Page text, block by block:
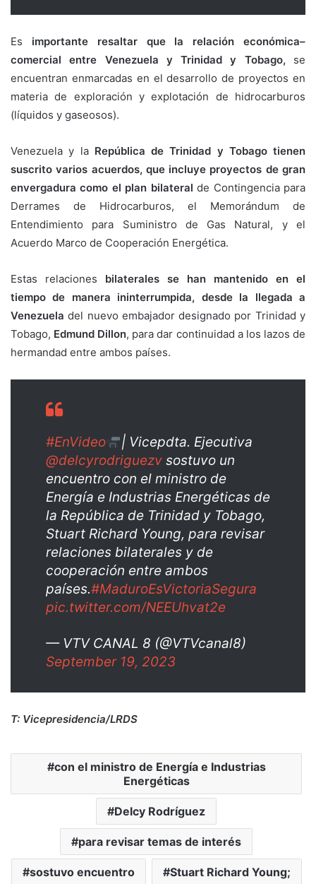
Es importante resaltar que la relación económica–
comercial entre Venezuela y Trinidad y Tobago, se
encuentran enmarcadas en el desarrollo de proyectos en
materia de exploración y explotación de hidrocarburos
(líquidos y gaseosos).
Venezuela y la República de Trinidad y Tobago tienen
suscrito varios acuerdos, que incluye proyectos de gran
envergadura como el plan bilateral de Contingencia para
Derrames de Hidrocarburos, el Memorándum de
Entendimiento para Suministro de Gas Natural, y el
Acuerdo Marco de Cooperación Energética.
Estas relaciones bilaterales se han mantenido en el
tiempo de manera ininterrumpida, desde la llegada a
Venezuela del nuevo embajador designado por Trinidad y
Tobago, Edmund Dillon, para dar continuidad a los lazos de
hermandad entre ambos países.
#EnVideo
| Vicepdta. Ejecutiva
@delcyrodriguezv sostuvo un
encuentro con el ministro de
Energía e Industrias Energéticas de
la República de Trinidad y Tobago,
Stuart Richard Young, para revisar
relaciones bilaterales y de
cooperación entre ambos
países.#MaduroEsVictoriaSegura
pic.twitter.com/NEEUhvat2e
— VTV CANAL 8 (@VTVcanal8)
September 19, 2023
T: Vicepresidencia/LRDS
con el ministro de Energía e Industrias
Energéticas
Delcy Rodríguez
para revisar temas de interés
sostuvo encuentro Stuart Richard Young;